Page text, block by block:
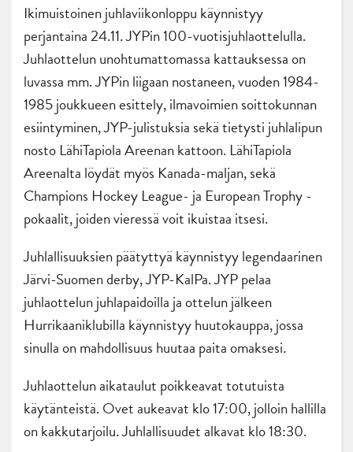
Ikimuistoinen juhlaviikonloppu käynnistyy
perjantaina 24.11. JYPin 100-vuotisjuhlaottelulla.
Juhlaottelun unohtumattomassa kattauksessa on
luvassa mm. JYPin liigaan nostaneen, vuoden 1984-
1985 joukkueen esittely, ilmavoimien soittokunnan
esiintyminen, JYP-julistuksia sekä tietysti juhlalipun
nosto LähiTapiola Areenan kattoon. LähiTapiola
Areenalta löydät myös Kanada-maljan, sekä
Champions Hockey League- ja European Trophy -
pokaalit, joiden vieressä voit ikuistaa itsesi.
Juhlallisuuksien päätyttyä käynnistyy legendaarinen
Järvi-Suomen derby, JYP-KalPa. JYP pelaa
juhlaottelun juhlapaidoilla ja ottelun jälkeen
Hurrikaaniklubilla käynnistyy huutokauppa, jossa
sinulla on mahdollisuus huutaa paita omaksesi.
Juhlaottelun aikataulut poikkeavat totutuista
käytänteistä. Ovet aukeavat klo 17:00, jolloin hallilla
on kakkutarjoilu. Juhlallisuudet alkavat klo 18:30.